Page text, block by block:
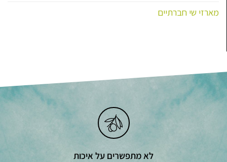
מארזי שי חברתיים
לא מתפשרים על איכות